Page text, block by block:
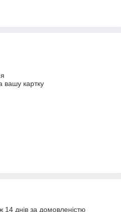
вашу картку
днів за домовленістю